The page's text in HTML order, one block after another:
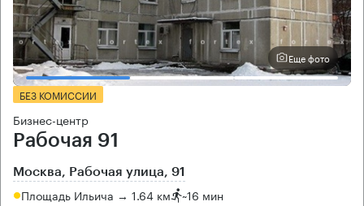
Еще фото
БЕЗ КОМИССИИ
Бизнес-центр
Рабочая 91
Москва, Рабочая улица, 91
Площадь Ильича → 1.64 км ~16 мин